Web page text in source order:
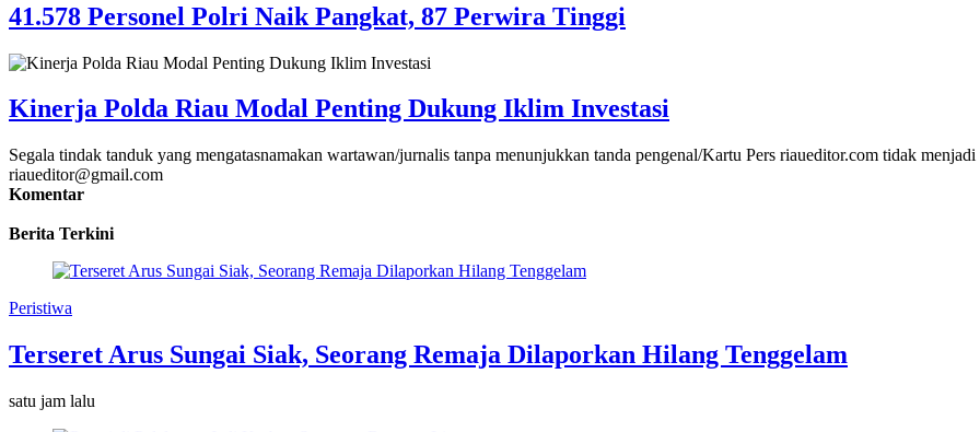
41.578 Personel Polri Naik Pangkat, 87 Perwira Tinggi
Kinerja Polda Riau Modal Penting Dukung Iklim Investasi
Segala tindak tanduk yang mengatasnamakan wartawan/jurnalis tanpa menunjukkan tanda pengenal/Kartu Pers riaueditor.com tidak
riaueditor@gmail.com
Komentar
Berita Terkini
Peristiwa
Terseret Arus Sungai Siak, Seorang Remaja Dilaporkan Hilang Tenggelam
satu jam lalu